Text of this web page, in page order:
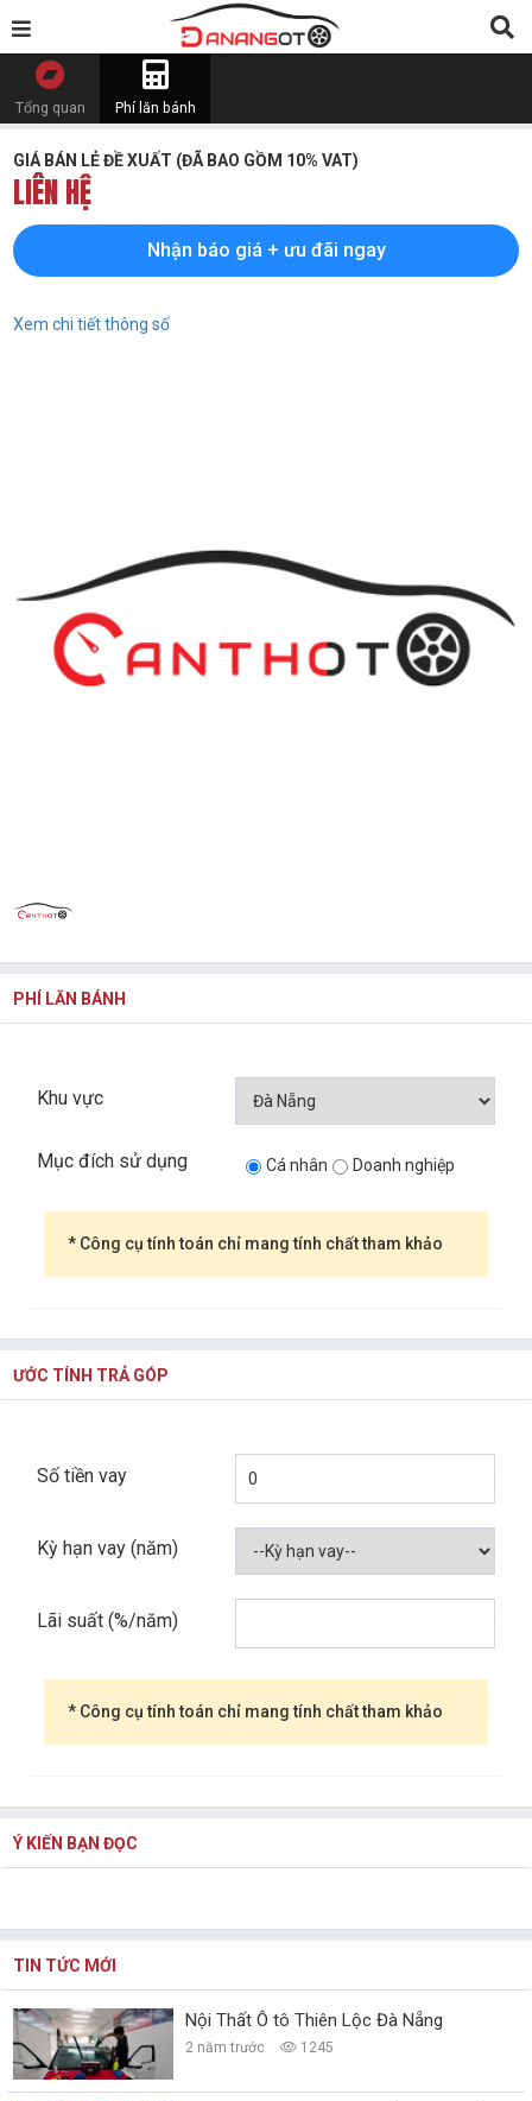
Tổng quan Phí lăn bánh
GIÁ BÁN LẺ ĐỀ XUẤT (ĐÃ BAO GỒM 10% VAT)
LIÊN HỆ
Nhận báo giá + ưu đãi ngay
Xem chi tiết thông số
PHÍ LĂN BÁNH
Khu vực
Mục đích sử dụng Cá nhân Doanh nghiệp
* Công cụ tính toán chỉ mang tính chất tham khảo
ƯỚC TÍNH TRẢ GÓP
Số tiền vay
Kỳ hạn vay (năm)
Lãi suất (%/năm)
* Công cụ tính toán chỉ mang tính chất tham khảo
Ý KIẾN BẠN ĐỌC
TIN TỨC MỚI
Nội Thất Ô tô Thiên Lộc Đà Nẵng
2 năm trước 1245